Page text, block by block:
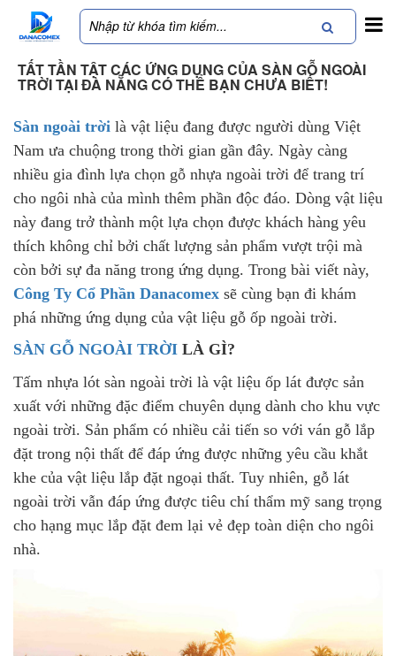
TẤT TẦN TẬT CÁC ỨNG DỤNG CỦA SÀN GỖ NGOÀI
TRỜI TẠI ĐÀ NẴNG CÓ THỂ BẠN CHƯA BIẾT!
Sàn ngoài trời là vật liệu đang được người dùng Việt
Nam ưa chuộng trong thời gian gần đây. Ngày càng
nhiều gia đình lựa chọn gỗ nhựa ngoài trời để trang trí
cho ngôi nhà của mình thêm phần độc đáo. Dòng vật liệu
này đang trở thành một lựa chọn được khách hàng yêu
thích không chỉ bởi chất lượng sản phẩm vượt trội mà
còn bởi sự đa năng trong ứng dụng. Trong bài viết này,
Công Ty Cổ Phần Danacomex sẽ cùng bạn đi khám
phá những ứng dụng của vật liệu gỗ ốp ngoài trời.
SÀN GỖ NGOÀI TRỜI LÀ GÌ?
Tấm nhựa lót sàn ngoài trời là vật liệu ốp lát được sản
xuất với những đặc điểm chuyên dụng dành cho khu vực
ngoài trời. Sản phẩm có nhiều cải tiến so với ván gỗ lắp
đặt trong nội thất để đáp ứng được những yêu cầu khắt
khe của vật liệu lắp đặt ngoại thất. Tuy nhiên, gỗ lát
ngoài trời vẫn đáp ứng được tiêu chí thẩm mỹ sang trọng
cho hạng mục lắp đặt đem lại vẻ đẹp toàn diện cho ngôi
nhà.